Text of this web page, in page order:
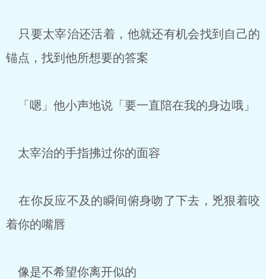
只要太宰治还活着，他就还有机会找到自己的
锚点，找到他所想要的答案
「嗯」他小声地说「要一直陪在我的身边哦」
太宰治的手指拂过你的面容
在你反应不及的瞬间俯身吻了下去，兇狠着咬
着你的嘴唇
像是不希望你离开似的